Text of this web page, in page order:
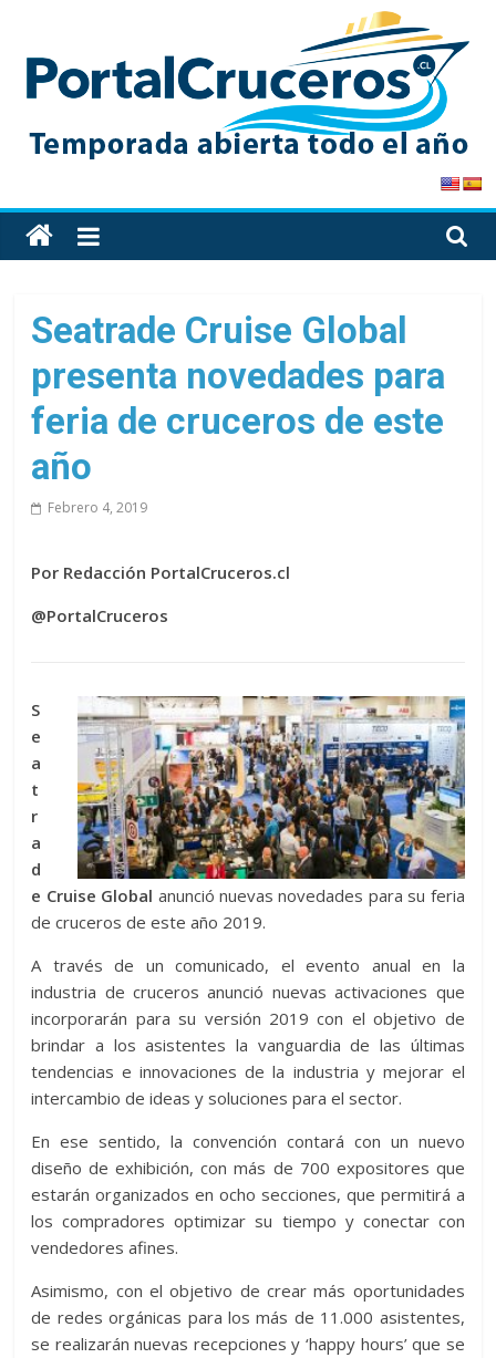
content
PortalCruceros
Toda
la
de
cruceros
en
un
solo
Seatrade Cruise Global
presenta novedades para
feria de cruceros de este
año
Febrero 4, 2019
Por Redacción PortalCruceros.cl
@PortalCruceros
S
e
a
t
r
a
d
e Cruise Global anunció nuevas novedades para su feria
de cruceros de este año 2019.
A través de un comunicado, el evento anual en la
industria de cruceros anunció nuevas activaciones que
incorporarán para su versión 2019 con el objetivo de
brindar a los asistentes la vanguardia de las últimas
tendencias e innovaciones de la industria y mejorar el
intercambio de ideas y soluciones para el sector.
En ese sentido, la convención contará con un nuevo
diseño de exhibición, con más de 700 expositores que
estarán organizados en ocho secciones, que permitirá a
los compradores optimizar su tiempo y conectar con
vendedores afines.
Asimismo, con el objetivo de crear más oportunidades
de redes orgánicas para los más de 11.000 asistentes,
se realizarán nuevas recepciones y ‘happy hours’ que se